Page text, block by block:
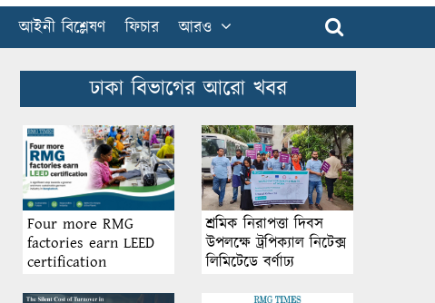
আইনী বিশ্লেষণ ফিচার আরও
ঢাকা বিভাগের আরো খবর
Four more RMG
factories earn LEED
certification
শ্রমিক নিরাপত্তা দিবস
উপলক্ষে ট্রপিক্যাল নিটেক্স
লিমিটেডে বর্ণাঢ্য